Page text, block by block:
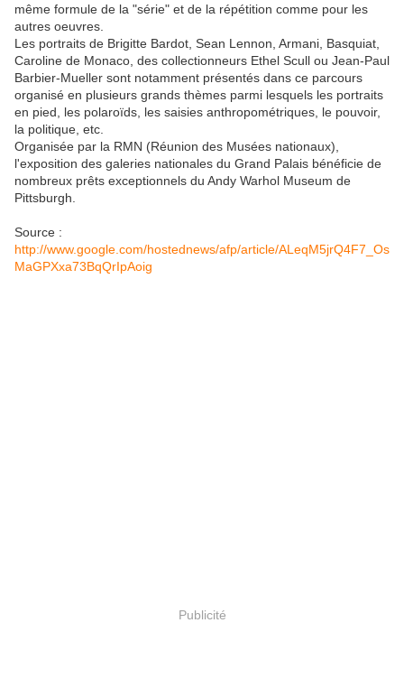
même formule de la "série" et de la répétition comme pour les
autres oeuvres.
Les portraits de Brigitte Bardot, Sean Lennon, Armani, Basquiat,
Caroline de Monaco, des collectionneurs Ethel Scull ou Jean-Paul
Barbier-Mueller sont notamment présentés dans ce parcours
organisé en plusieurs grands thèmes parmi lesquels les portraits
en pied, les polaroïds, les saisies anthropométriques, le pouvoir,
la politique, etc.
Organisée par la RMN (Réunion des Musées nationaux),
l'exposition des galeries nationales du Grand Palais bénéficie de
nombreux prêts exceptionnels du Andy Warhol Museum de
Pittsburgh.
Source :
http://www.google.com/hostednews/afp/article/ALeqM5jrQ4F7_Os
MaGPXxa73BqQrIpAoig
Publicité